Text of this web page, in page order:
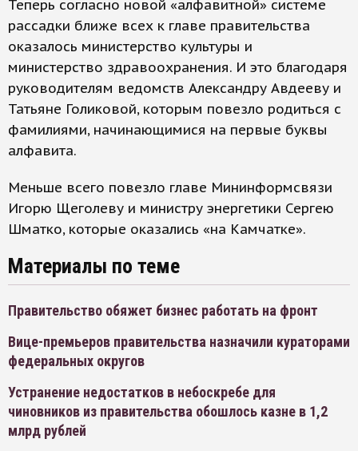
Теперь согласно новой «алфавитной» системе
рассадки ближе всех к главе правительства
оказалось министерство культуры и
министерство здравоохранения. И это благодаря
руководителям ведомств Александру Авдееву и
Татьяне Голиковой, которым повезло родиться с
фамилиями, начинающимися на первые буквы
алфавита.
Меньше всего повезло главе Мининформсвязи
Игорю Щеголеву и министру энергетики Сергею
Шматко, которые оказались «на Камчатке».
Материалы по теме
Правительство обяжет бизнес работать на фронт
Вице-премьеров правительства назначили кураторами
федеральных округов
Устранение недостатков в небоскребе для
чиновников из правительства обошлось казне в 1,2
млрд рублей